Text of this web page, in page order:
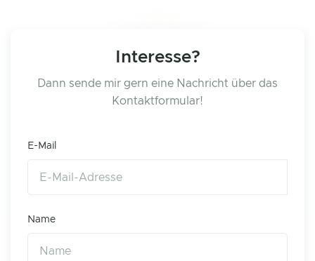
Interesse?
Dann sende mir gern eine Nachricht über das
Kontaktformular!
E-Mail
Name